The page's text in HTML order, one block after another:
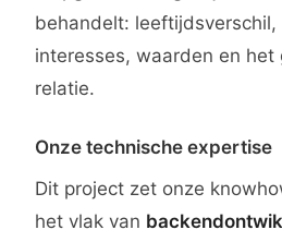
behandelt: leeftijdsverschil,
interesses, waarden en het
relatie.
Onze technische expertise
Dit project zet onze
het vlak van